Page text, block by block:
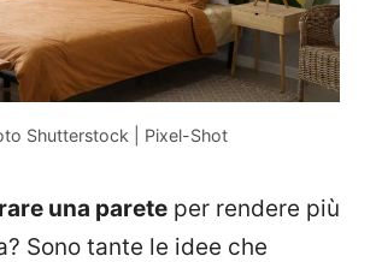
Shutterstock | Pixel-Shot
una parete per rendere più
Sono tante le idee che